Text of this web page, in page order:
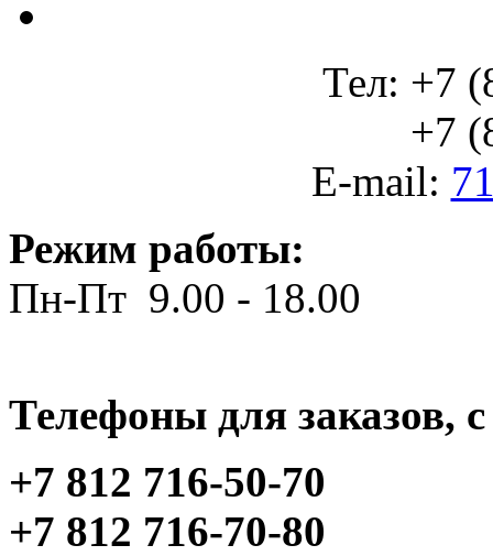
Тел: +7
+7
E-mail:
Режим работы:
Пн-Пт 9.00 - 18.00
Телефоны для заказов,
+7 812 716-50-70
+7 812 716-70-80